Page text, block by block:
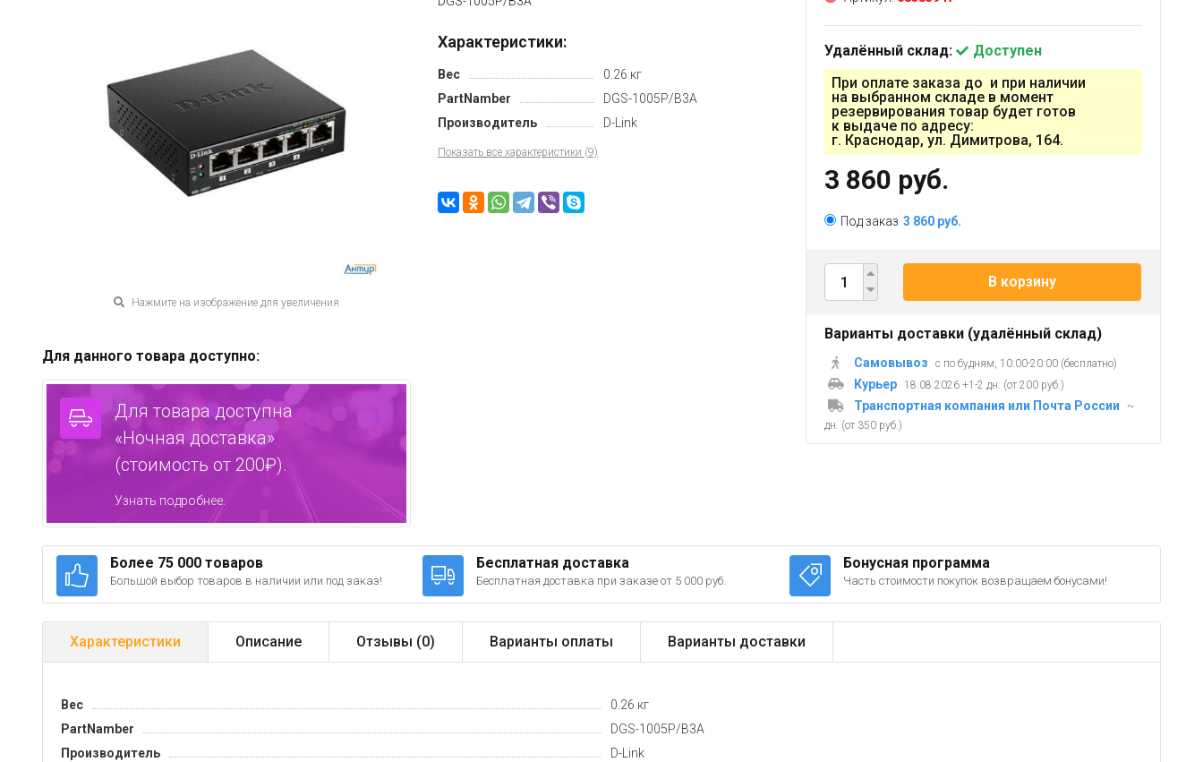
Нажмите на изображение для увеличения
Характеристики:
Вес
0.26 кг
PartNamber
DGS-1005P/B3A
Производитель
D-Link
Показать все характеристики (9)
Для данного товара доступно:
Для товара доступна
«Ночная доставка»
(стоимость от 200₽).
Узнать подробнее.
Удалённый склад:
Доступен
При оплате заказа до и при наличии
на выбранном складе в момент
резервирования товар будет готов
к выдаче по адресу:
г. Краснодар, ул. Димитрова, 164.
3 860 руб.
Под заказ 3 860 руб.
В корзину
Варианты доставки (удалённый склад)
Самовывоз с по будням, 10:00-20:00 (бесплатно)
Курьер 18.08.2026 +1-2 дн. (от 200 руб.)
Транспортная компания или Почта России
~
дн. (от 350 руб.)
Более 75 000 товаров
Большой выбор товаров в наличии или под заказ!
Бесплатная доставка
Бесплатная доставка при заказе от 5 000 руб.
Бонусная программа
Часть стоимости покупок возвращаем бонусами!
Характеристики Описание Отзывы (0) Варианты оплаты Варианты доставки
Вес
0.26 кг
PartNamber
DGS-1005P/B3A
Производитель
D-Link